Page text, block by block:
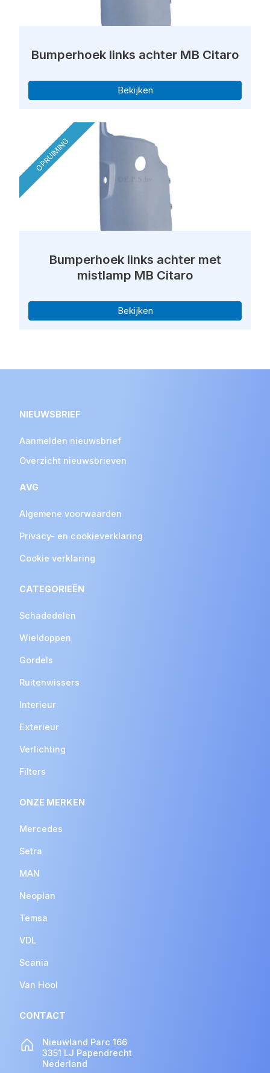
Bumperhoek links achter MB Citaro
Bekijken
OPRUIMING
Bumperhoek links achter met
mistlamp MB Citaro
Bekijken
NIEUWSBRIEF
Aanmelden nieuwsbrief
Overzicht nieuwsbrieven
AVG
Algemene voorwaarden
Privacy- en cookieverklaring
Cookie verklaring
CATEGORIEËN
Schadedelen
Wieldoppen
Gordels
Ruitenwissers
Interieur
Exterieur
Verlichting
Filters
ONZE MERKEN
Mercedes
Setra
MAN
Neoplan
Temsa
VDL
Scania
Van Hool
CONTACT
Nieuwland Parc 166
3351 LJ Papendrecht
Nederland